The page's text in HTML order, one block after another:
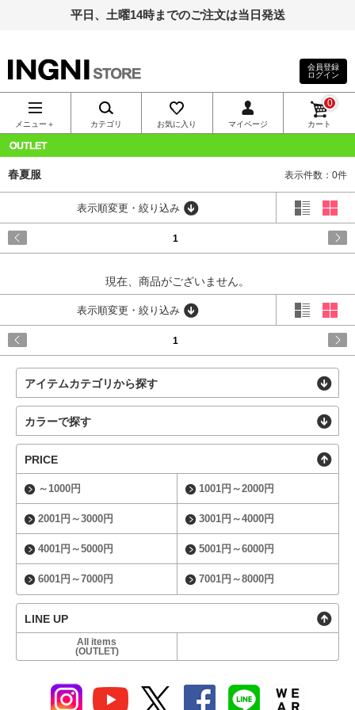
平日、土曜14時までのご注文は当日発送
INGNI（イン
グ）公式通
販｜INGNI
STORE
会員登録
ログイン
メニュー＋ カテゴリ お気に入り マイページ カート
0
春夏服 表示件数：0件
表示順変更・絞り込み
1
現在、商品がございません。
表示順変更・絞り込み
1
アイテムカテゴリから探す
カラーで探す
PRICE
～1000円 1001円～2000円
2001円～3000円 3001円～4000円
4001円～5000円 5001円～6000円
6001円～7000円 7001円～8000円
LINE UP
All items
(OUTLET)